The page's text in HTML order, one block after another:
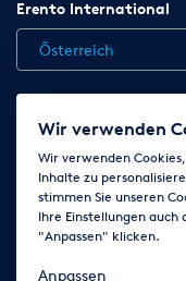
Erento International
Österreich
Jobs Kontakt
AGB
Wir verwenden
Wir verwenden
Inhalte zu
stimmen Sie unseren
Ihre Einstellungen auch
"Anpassen" klicken.
Anpassen